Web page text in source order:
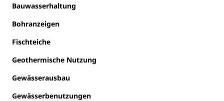
Bauwasserhaltung
Bohranzeigen
Fischteiche
Geothermische Nutzung
Gewässerausbau
Gewässerbenutzungen